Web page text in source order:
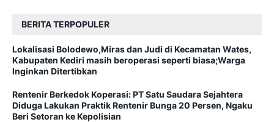
BERITA TERPOPULER
Lokalisasi Bolodewo,Miras dan Judi di Kecamatan Wates,
Kabupaten Kediri masih beroperasi seperti biasa;Warga
Inginkan Ditertibkan
Rentenir Berkedok Koperasi: PT Satu Saudara Sejahtera
Diduga Lakukan Praktik Rentenir Bunga 20 Persen, Ngaku
Beri Setoran ke Kepolisian